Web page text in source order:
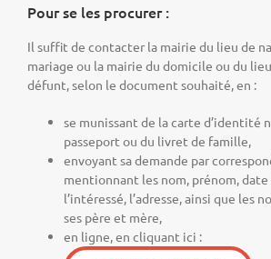
Pour se les procurer :
Il suffit de contacter la mairie du lieu de
mariage ou la mairie du domicile ou du
défunt, selon le document souhaité, en :
se munissant de la carte d’identité
passeport ou du livret de famille,
envoyant sa demande par
mentionnant les nom, prénom, date
l’intéressé, l’adresse, ainsi que les
ses père et mère,
en ligne, en cliquant ici :